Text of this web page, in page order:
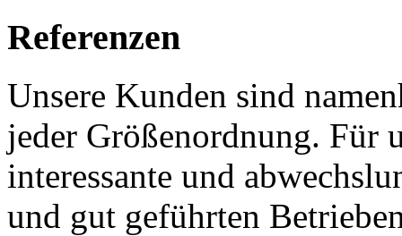
Referenzen
Unsere Kunden sind
jeder Größenordnung. Für
interessante und
und gut geführten